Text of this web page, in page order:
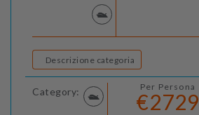
Descrizione categoria
Category: Per Persona
€2729